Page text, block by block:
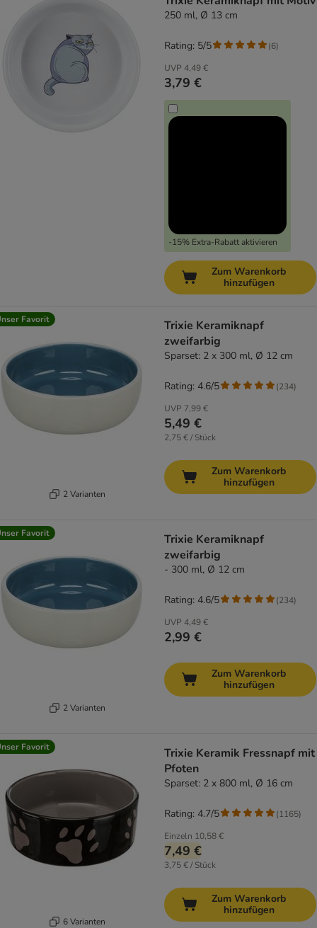
250 ml, Ø 13 cm
UVP 4,49 €
3,79 €
-15% Extra-Rabatt aktivieren
Rating: 5/5 (6)
Zum Warenkorb
hinzufügen
Favorit
2 Varianten
Trixie Keramiknapf
zweifarbig
Sparset: 2 x 300 ml, Ø 12 cm
UVP 7,99 €
5,49 €
2,75 € / Stück
Rating: 4.6/5 (234)
Zum Warenkorb
hinzufügen
Favorit
2 Varianten
Trixie Keramiknapf
zweifarbig
- 300 ml, Ø 12 cm
UVP 4,49 €
2,99 €
Rating: 4.6/5 (234)
Zum Warenkorb
hinzufügen
Favorit
6 Varianten
Trixie Keramik Fressnapf mit
Pfoten
Sparset: 2 x 800 ml, Ø 16 cm
Einzeln 10,58 €
7,49 €
3,75 € / Stück
Rating: 4.7/5 (1165)
Zum Warenkorb
hinzufügen